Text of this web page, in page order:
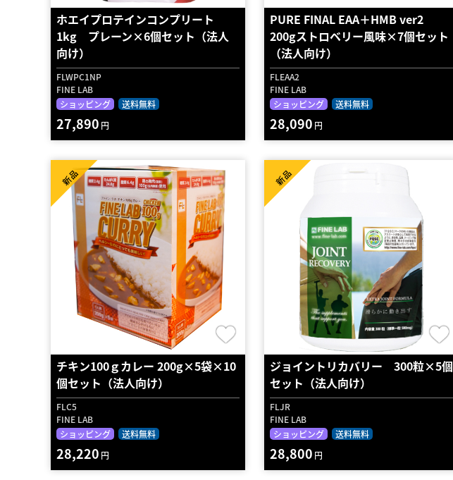
ホエイプロテインコンプリート
1kg プレーン×6個セット（法人
向け）
FLWPC1NP
FINE LAB
ショッピング
送料無料
27,890 円
PURE FINAL EAA＋HMB ver2
200gストロベリー風味×7個セット
（法人向け）
FLEAA2
FINE LAB
ショッピング
送料無料
28,090 円
チキン100ｇカレー 200g×5袋×10
個セット（法人向け）
FLC5
FINE LAB
ショッピング
送料無料
新品
28,220 円
ジョイントリカバリー 300粒×5個
セット（法人向け）
FLJR
FINE LAB
ショッピング
送料無料
新品
28,800 円